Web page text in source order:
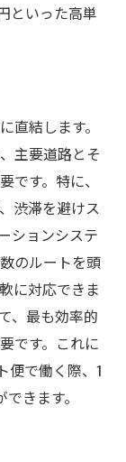
といった高単
直結します。
主要道路とそ
です。特に、
渋滞を避けス
ションシステ
のルートを頭
に対応できま
、最も効率的
です。これに
便で働く際、1
きます。